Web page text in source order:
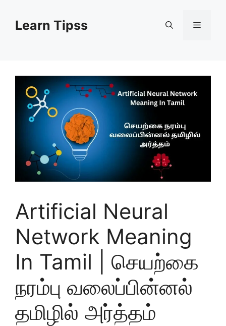
contentLearn Tipss Menu
Artificial Neural
Network Meaning
In Tamil | செயற்கை
நரம்பு வலைப்பின்னல்
தமிழில் அர்த்தம்